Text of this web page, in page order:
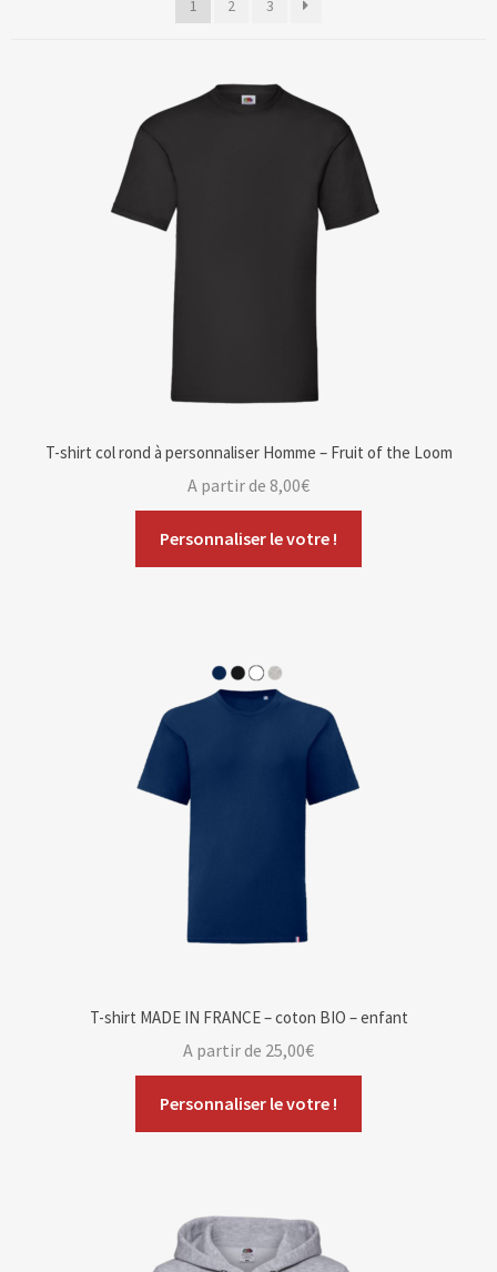
1 2 3
T-shirt col rond à personnaliser Homme – Fruit of the Loom
Personnaliser le votre !
A partir de 8,00€
T-shirt MADE IN FRANCE – coton BIO – enfant
Personnaliser le votre !
A partir de 25,00€